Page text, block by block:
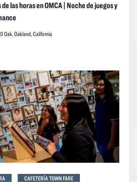
las horas en OMCA | Noche de juegos y
Oak, Oakland, California
CAFETERÍA TOWN FARE